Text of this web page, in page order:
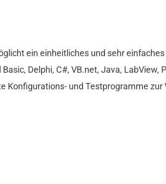
ein einheitliches und sehr
Delphi, C#, VB.net, Java,
Konfigurations- und Testprogramme zur